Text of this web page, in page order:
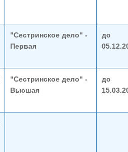
"Сестринское дело" -
Первая
до
"Сестринское дело" -
Высшая
до